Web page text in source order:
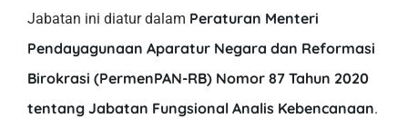
Jabatan ini diatur dalam Peraturan Menteri
Pendayagunaan Aparatur Negara dan Reformasi
Birokrasi (PermenPAN-RB) Nomor 87 Tahun 2020
tentang Jabatan Fungsional Analis Kebencanaan.